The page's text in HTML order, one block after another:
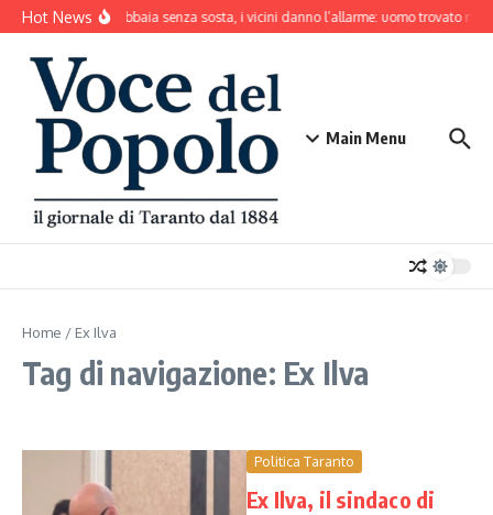
Salta al contenuto
Hot NewsIl cane abbaia senza sosta, i vicini danno l’allarme: uomo trovato
Main Menu
Home / Ex Ilva
Tag di navigazione: Ex Ilva
Politica Taranto
Ex Ilva, il sindaco di